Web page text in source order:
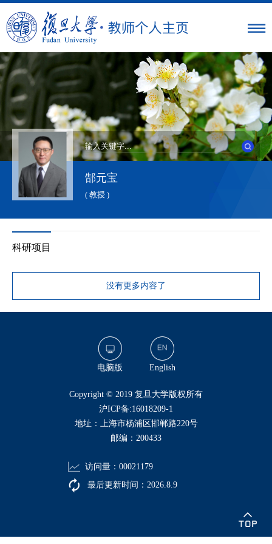
郜元宝
( 教授 )
科研项目
没有更多内容了
电脑版 English
​Copyright © 2019 复旦大学版权所有
沪ICP备:16018209-1
地址：上海市杨浦区邯郸路220号
邮编：200433
访问量： 00021179
最后更新时间： 2026 8 9